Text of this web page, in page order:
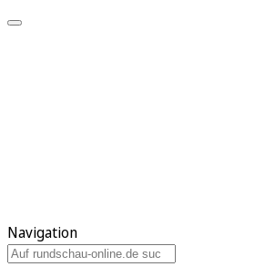
Navigation